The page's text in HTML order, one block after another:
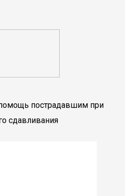
пострадавшим при
сдавливания